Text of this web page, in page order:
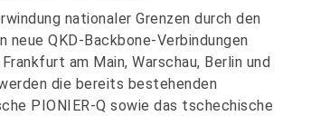
nationaler Grenzen durch den
QKD-Backbone-Verbindungen
am Main, Warschau, Berlin und
die bereits bestehenden
PIONIER-Q sowie das tschechische